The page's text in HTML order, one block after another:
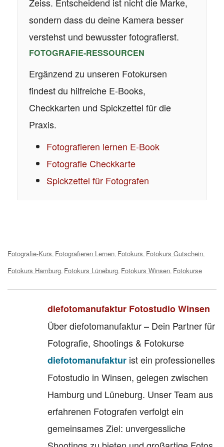
Zeiss. Entscheidend ist nicht die Marke,
sondern dass du deine Kamera besser
verstehst und bewusster fotografierst.
FOTOGRAFIE-RESSOURCEN
Ergänzend zu unseren Fotokursen
findest du hilfreiche E-Books,
Checkkarten und Spickzettel für die
Praxis.
Fotografieren lernen E-Book
Fotografie Checkkarte
Spickzettel für Fotografen
Tags:
Fotografie-Kurs Fotografieren Lernen Fotokurs Fotokurs Gutschein
Fotokurs Hamburg Fotokurs Lüneburg Fotokurs Winsen Fotokurse
diefotomanufaktur Fotostudio Winsen
Über diefotomanufaktur – Dein Partner für
Fotografie, Shootings & Fotokurse
diefotomanufaktur ist ein professionelles
Fotostudio in Winsen, gelegen zwischen
Hamburg und Lüneburg. Unser Team aus
erfahrenen Fotografen verfolgt ein
gemeinsames Ziel: unvergessliche